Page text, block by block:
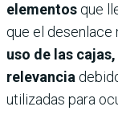
elementos que
que el desenlace
uso de las
relevancia
utilizadas para